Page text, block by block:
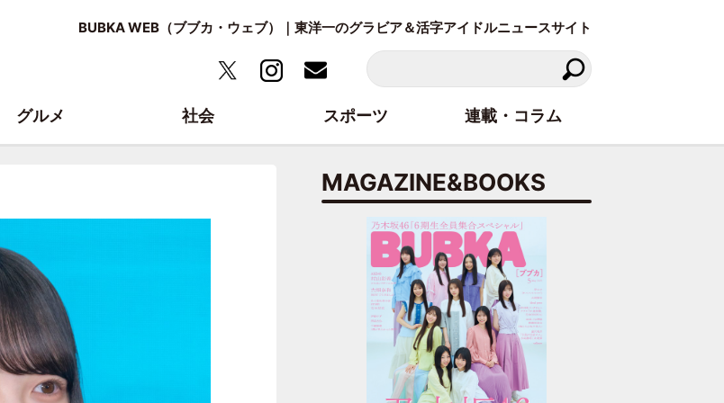
BUBKA WEB（ブブカ・ウェブ）｜東洋一のグラビア＆活字アイドルニュースサイト
MAGAZINE&BOOKS
グルメ 社会 スポーツ 連載・コラム